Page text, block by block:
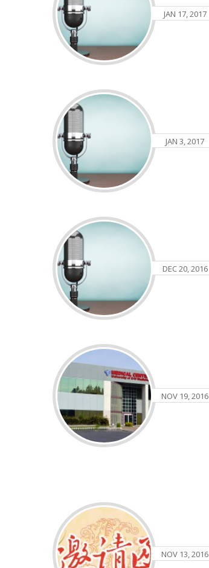
JAN 17, 2017
JAN 3, 2017
DEC 20, 2016
NOV 19, 2016
NOV 13, 2016